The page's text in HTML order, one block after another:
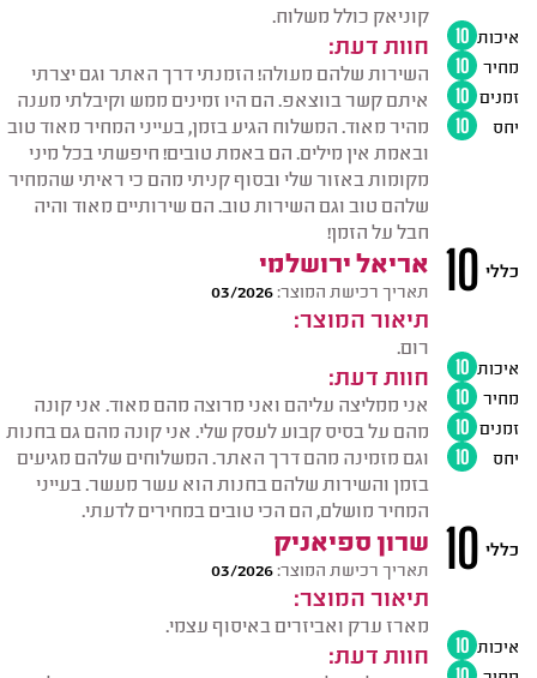
קוניאק כולל משלוח.
חוות דעת:
השירות שלהם מעולה! הזמנתי דרך האתר וגם יצרתי
איתם קשר בווצאפ. הם היו זמינים ממש וקיבלתי מענה
מהיר מאוד. המשלוח הגיע בזמן, בעייני המחיר מאוד טוב
ובאמת אין מילים. הם באמת טובים! חיפשתי בכל מיני
מקומות באזור שלי ובסוף קניתי מהם כי ראיתי שהמחיר
שלהם טוב וגם השירות טוב. הם שירותיים מאוד והיה
חבל על הזמן!
איכות 10
מחיר
10
זמנים 10
יחס
10
אריאל ירושלמי
תאריך רכישת המוצר:03/2026
תיאור המוצר:
רום.
חוות דעת:
אני ממליצה עליהם ואני מרוצה מהם מאוד. אני קונה
מהם על בסיס קבוע לעסק שלי. אני קונה מהם גם בחנות
וגם מזמינה מהם דרך האתר. המשלוחים שלהם מגיעים
בזמן והשירות שלהם בחנות הוא עשר מעשר. בעייני
המחיר מושלם, הם הכי טובים במחירים לדעתי.
10 כללי
איכות 10
מחיר
10
זמנים 10
יחס
10
שרון ספיאניק
תאריך רכישת המוצר:03/2026
תיאור המוצר:
מארז ערק ואביזרים באיסוף עצמי.
חוות דעת:
10 כללי
איכות 10